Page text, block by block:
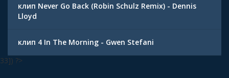
клип Never Go Back (Robin Schulz Remix) - Dennis
Lloyd
клип 4 In The Morning - Gwen Stefani
33]) ?>